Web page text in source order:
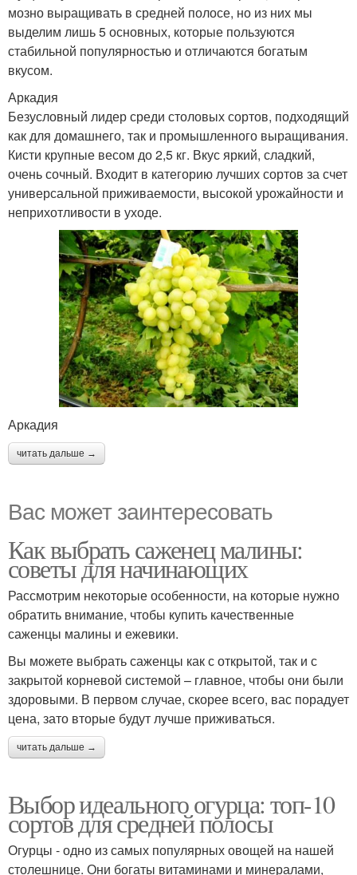
мозно выращивать в средней полосе, но из них мы
выделим лишь 5 основных, которые пользуются
стабильной популярностью и отличаются богатым
вкусом.
Аркадия
Безусловный лидер среди столовых сортов, подходящий
как для домашнего, так и промышленного выращивания.
Кисти крупные весом до 2,5 кг. Вкус яркий, сладкий,
очень сочный. Входит в категорию лучших сортов за счет
универсальной приживаемости, высокой урожайности и
неприхотливости в уходе.
Аркадия
читать дальше →
Вас может заинтересовать
Как выбрать саженец малины:
советы для начинающих
Рассмотрим некоторые особенности, на которые нужно
обратить внимание, чтобы купить качественные
саженцы малины и ежевики.
Вы можете выбрать саженцы как с открытой, так и с
закрытой корневой системой – главное, чтобы они были
здоровыми. В первом случае, скорее всего, вас порадует
цена, зато вторые будут лучше приживаться.
читать дальше →
Выбор идеального огурца: топ-10
сортов для средней полосы
Огурцы - одно из самых популярных овощей на нашей
столешнице. Они богаты витаминами и минералами,